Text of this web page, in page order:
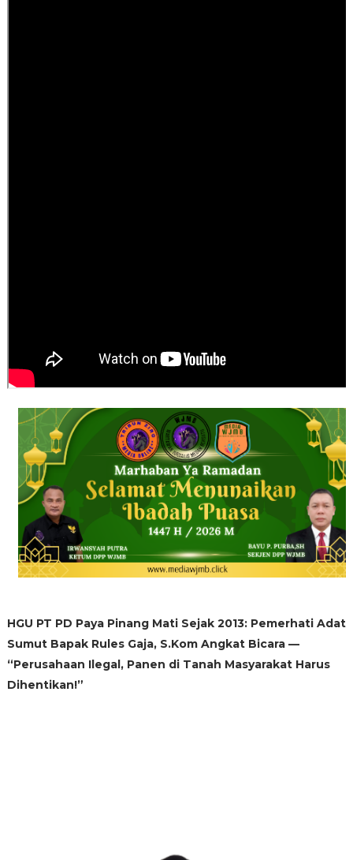
HGU PT PD Paya Pinang Mati Sejak 2013: Pemerhati Adat
Sumut Bapak Rules Gaja, S.Kom Angkat Bicara —
“Perusahaan Ilegal, Panen di Tanah Masyarakat Harus
Dihentikan!”